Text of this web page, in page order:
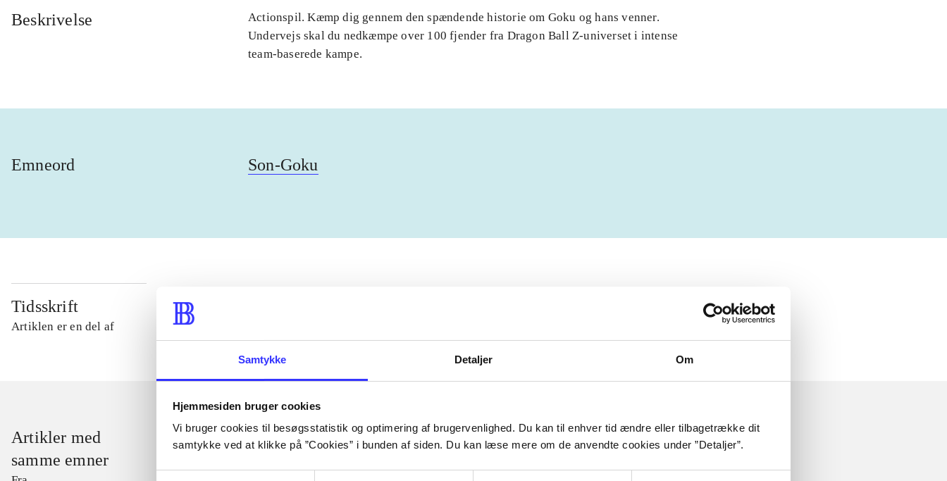
Samtykke Detaljer Om
Hjemmesiden bruger cookies
Vi bruger cookies til besøgsstatistik og optimering af brugervenlighed. Du kan til enhver tid ændre eller tilbagetrække dit
samtykke ved at klikke på ”Cookies” i bunden af siden. Du kan læse mere om de anvendte cookies under ”Detaljer”.
Beskrivelse
Actionspil. Kæmp dig gennem den spændende historie om Goku og hans venner.
Undervejs skal du nedkæmpe over 100 fjender fra Dragon Ball Z-universet i intense
team-baserede kampe.
Emneord Son-Goku
Tidsskrift
Artiklen er en del af
Artikler med
samme emner